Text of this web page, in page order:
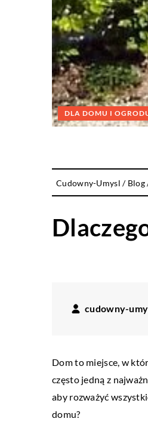
DLA DOMU I
Cudowny-Umysl / Blog
cudowny-
Dom to miejsce, w
często jedną z
aby rozważyć
domu?